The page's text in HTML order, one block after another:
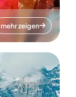
mehr zeigen